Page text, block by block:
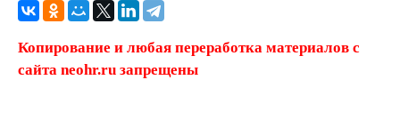
Копирование и любая переработка материалов с
сайта neohr.ru запрещены